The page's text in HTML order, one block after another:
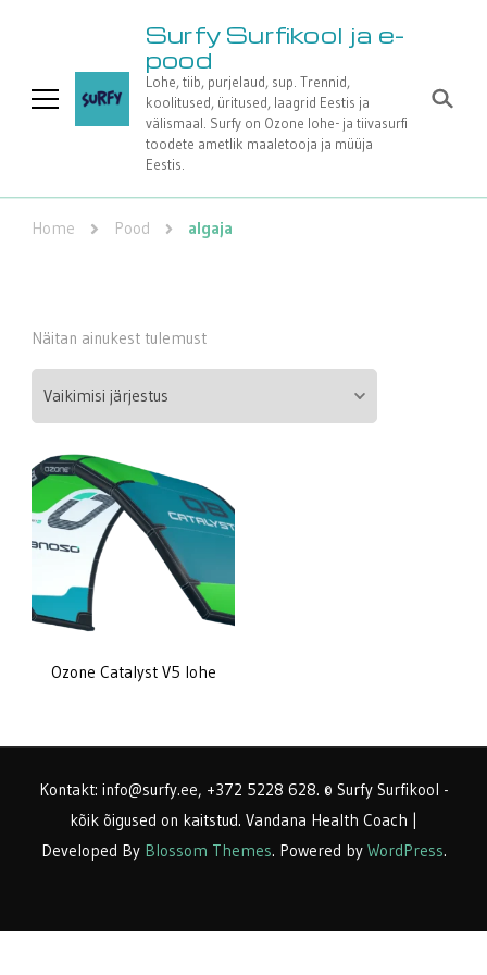
Surfy Surfikool ja e-
pood
Lohe, tiib, purjelaud, sup. Trennid,
koolitused, üritused, laagrid Eestis ja
välismaal. Surfy on Ozone lohe- ja tiivasurfi
toodete ametlik maaletooja ja müüja
Eestis.
Home Pood algaja
Näitan ainukest tulemust
Ozone Catalyst V5 lohe
Kontakt: info@surfy.ee, +372 5228 628. © Surfy Surfikool -
kõik õigused on kaitstud. Vandana Health Coach |
Developed By Blossom Themes. Powered by WordPress.